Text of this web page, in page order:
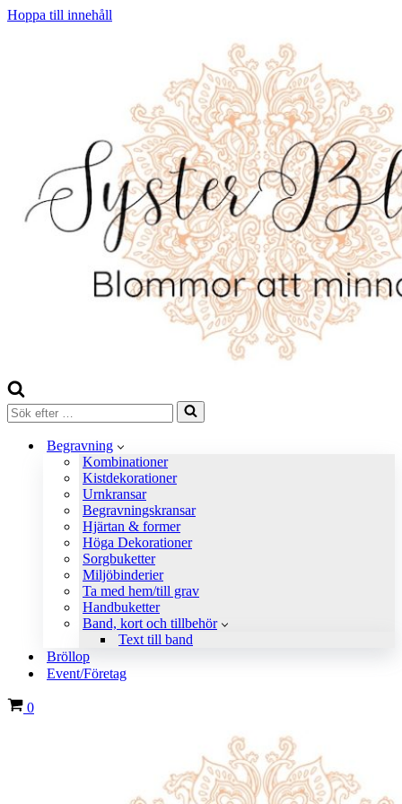
Hoppa till innehåll
Sök
efter
Begravning
Kombinationer
Kistdekorationer
Urnkransar
Begravningskransar
Hjärtan & former
Höga Dekorationer
Sorgbuketter
Miljöbinderier
Ta med hem/till grav
Handbuketter
Band, kort och tillbehör
Text till band
Bröllop
Event/Företag
Varukorg
0